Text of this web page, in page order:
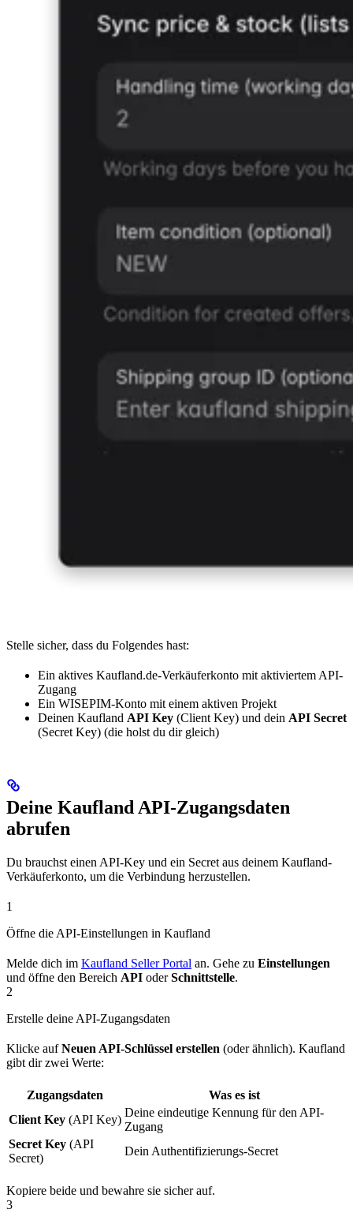
Stelle sicher, dass du Folgendes hast:
Ein aktives Kaufland.de-Verkäuferkonto mit aktiviertem API-
Zugang
Ein WISEPIM-Konto mit einem aktiven Projekt
Deinen Kaufland API Key (Client Key) und dein API Secret
(Secret Key) (die holst du dir gleich)
Deine Kaufland API-Zugangsdaten
abrufen
Du brauchst einen API-Key und ein Secret aus deinem Kaufland-
Verkäuferkonto, um die Verbindung herzustellen.
1
Öffne die API-Einstellungen in Kaufland
Melde dich im Kaufland Seller Portal an. Gehe zu Einstellungen
und öffne den Bereich API oderSchnittstelle.
2
Erstelle deine API-Zugangsdaten
Klicke aufNeuen API-Schlüssel erstellen (oder ähnlich). Kaufland
gibt dir zwei Werte:
Zugangsdaten
Was es ist
Client Key (API Key)
Deine eindeutige Kennung für den API-
Zugang
Secret Key (API
Secret)
Dein Authentifizierungs-Secret
Kopiere beide und bewahre sie sicher auf.
3